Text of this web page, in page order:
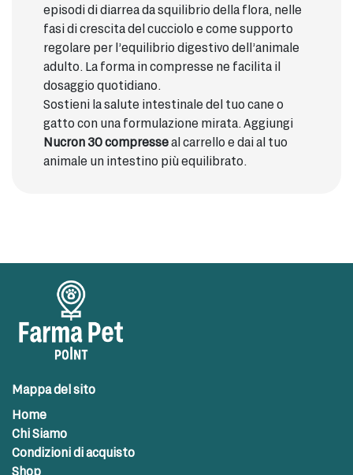
episodi di diarrea da squilibrio della flora, nelle
fasi di crescita del cucciolo e come supporto
regolare per l’equilibrio digestivo dell’animale
adulto. La forma in compresse ne facilita il
dosaggio quotidiano.
Sostieni la salute intestinale del tuo cane o
gatto con una formulazione mirata. Aggiungi
Nucron 30 compresseal carrello e dai al tuo
animale un intestino più equilibrato.
Mappa del sito
Home
Chi Siamo
Condizioni di acquisto
Shop